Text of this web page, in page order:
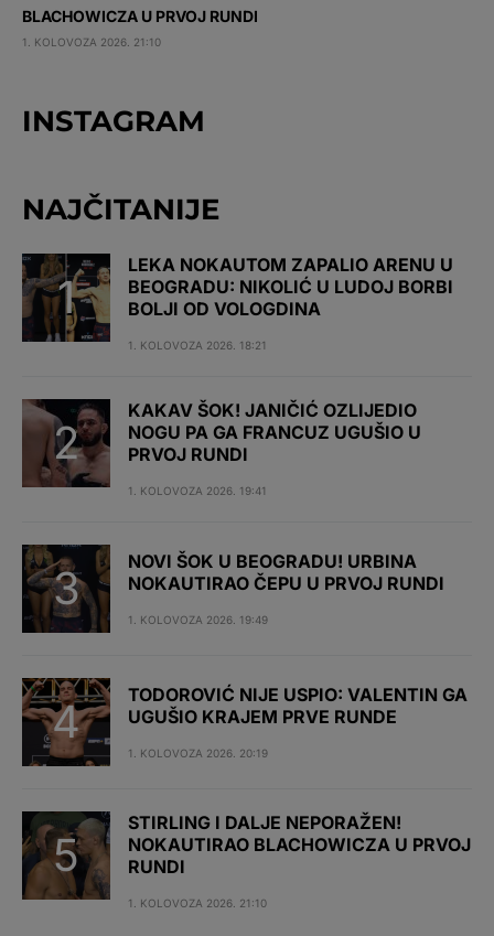
BLACHOWICZA U PRVOJ RUNDI
1. KOLOVOZA 2026. 21:10
INSTAGRAM
NAJČITANIJE
LEKA NOKAUTOM ZAPALIO ARENU U
BEOGRADU: NIKOLIĆ U LUDOJ BORBI
BOLJI OD VOLOGDINA
1. KOLOVOZA 2026. 18:21
KAKAV ŠOK! JANIČIĆ OZLIJEDIO
NOGU PA GA FRANCUZ UGUŠIO U
PRVOJ RUNDI
1. KOLOVOZA 2026. 19:41
NOVI ŠOK U BEOGRADU! URBINA
NOKAUTIRAO ČEPU U PRVOJ RUNDI
1. KOLOVOZA 2026. 19:49
TODOROVIĆ NIJE USPIO: VALENTIN GA
UGUŠIO KRAJEM PRVE RUNDE
1. KOLOVOZA 2026. 20:19
STIRLING I DALJE NEPORAŽEN!
NOKAUTIRAO BLACHOWICZA U PRVOJ
RUNDI
1. KOLOVOZA 2026. 21:10